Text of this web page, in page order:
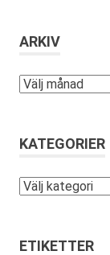
ARKIV
Arkiv
KATEGORIER
Kategorier
ETIKETTER